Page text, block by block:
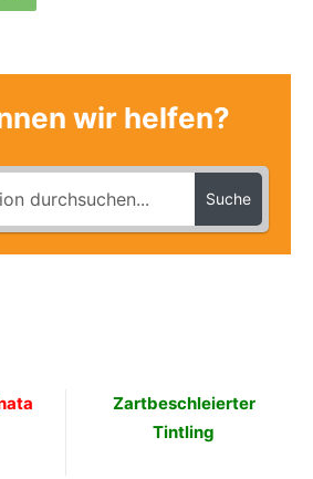
wir helfen?
Suche
Zartbeschleierter
Tintling